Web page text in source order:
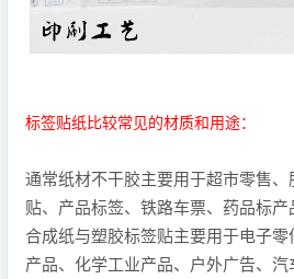
标签贴纸比较常见的材质和用途：
通常纸材不干胶主要用于超市零售
贴、产品标签、铁路车票、药品标
合成纸与塑胶标签贴主要用于电子
产品、化学工业产品、户外广告、